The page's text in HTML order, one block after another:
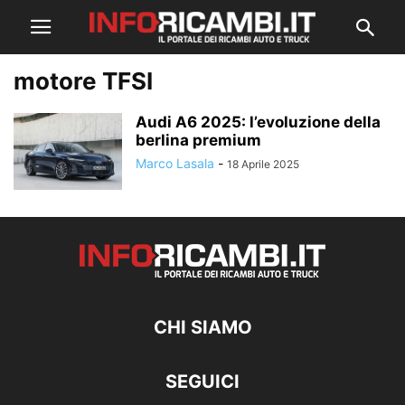
motore TFSI
Audi A6 2025: l’evoluzione della
berlina premium
Marco Lasala - 18 Aprile 2025
CHI SIAMO
SEGUICI